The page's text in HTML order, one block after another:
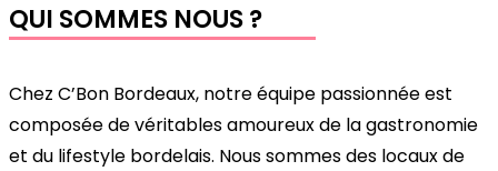
QUI SOMMES NOUS ?
Chez C’Bon Bordeaux, notre équipe passionnée est
composée de véritables amoureux de la gastronomie
et du lifestyle bordelais. Nous sommes des locaux de